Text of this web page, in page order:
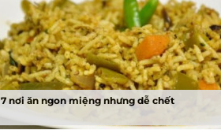
7 nơi ăn ngon miệng nhưng dễ chết